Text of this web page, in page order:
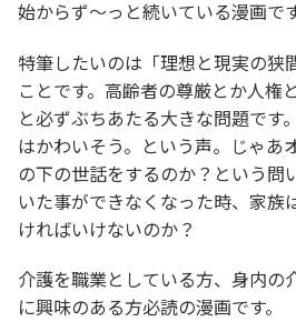
始からず～っと続いている漫画です
特筆したいのは「理想と現実の狭
ことです。高齢者の尊厳とか人権
と必ずぶちあたる大きな問題です
はかわいそう。という声。じゃあ
の下の世話をするのか？という問
いた事ができなくなった時、家族
ければいけないのか？
介護を職業としている方、身内の
に興味のある方必読の漫画です。